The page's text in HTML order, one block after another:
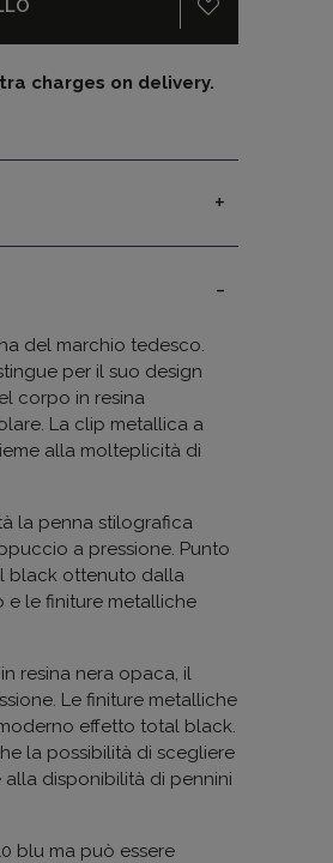
charges on delivery.
del marchio tedesco.
per il suo design
corpo in resina
La clip metallica a
alla molteplicità di
la penna stilografica
a pressione. Punto
black ottenuto dalla
le finiture metalliche
resina nera opaca, il
Le finiture metalliche
effetto total black.
la possibilità di scegliere
disponibilità di pennini
blu ma può essere